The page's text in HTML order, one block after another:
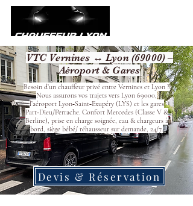
VTC Vernines ↔ Lyon (69000) –
Aéroport & Gares
Besoin d’un chauffeur privé entre Vernines et Lyon ?
Nous assurons vos trajets vers Lyon 69000,
l’aéroport Lyon‑Saint‑Exupéry (LYS) et les gares
Part‑Dieu/Perrache. Confort Mercedes (Classe V &
Berline), prise en charge soignée, eau & chargeurs à
bord, siège bébé/ réhausseur sur demande, 24/7.
Devis & Réservation